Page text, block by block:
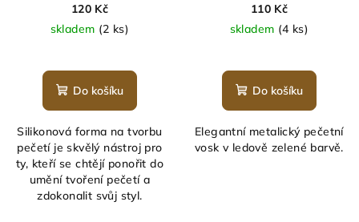
120 Kč
skladem (2 ks)
Do košíku
Silikonová forma na tvorbu
pečetí je skvělý nástroj pro
ty, kteří se chtějí ponořit do
umění tvoření pečetí a
zdokonalit svůj styl.
110 Kč
skladem (4 ks)
Do košíku
Elegantní metalický pečetní
vosk v ledově zelené barvě.